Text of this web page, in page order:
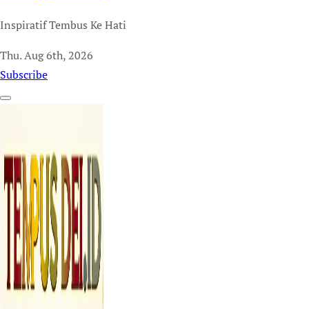
Inspiratif Tembus Ke Hati
Thu. Aug 6th, 2026
Subscribe